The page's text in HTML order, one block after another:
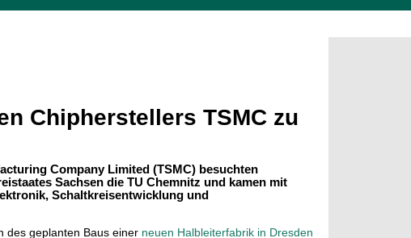
Chipherstellers TSMC zu
Company Limited (TSMC) besuchten
Sachsen die TU Chemnitz und kamen mit
Schaltkreisentwicklung und
des geplanten Baus einer neuen Halbleiterfabrik in Dresden